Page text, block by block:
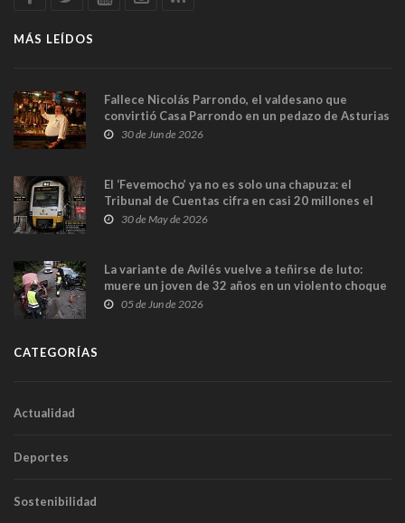
MÁS LEÍDOS
Fallece Nicolás Parrondo, el valdesano que
convirtió Casa Parrondo en un pedazo de Asturias
en Madrid
30 de Jun de 2026
El ‘Fevemocho’ ya no es solo una chapuza: el
Tribunal de Cuentas cifra en casi 20 millones el
sobrecoste de los trenes que no cabían por los
30 de May de 2026
La variante de Avilés vuelve a teñirse de luto:
muere un joven de 32 años en un violento choque
frontal
05 de Jun de 2026
CATEGORÍAS
Actualidad
Deportes
Sostenibilidad